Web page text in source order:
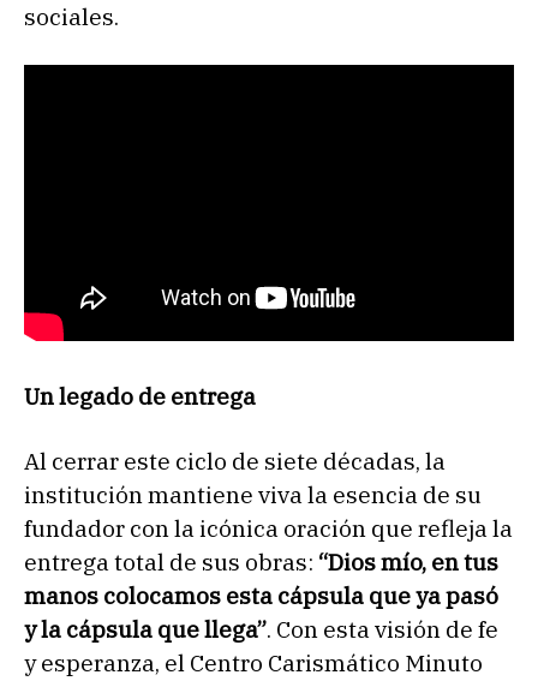
sociales.
Un legado de entrega
Al cerrar este ciclo de siete décadas, la
institución mantiene viva la esencia de su
fundador con la icónica oración que refleja la
entrega total de sus obras: “Dios mío, en tus
manos colocamos esta cápsula que ya pasó
y la cápsula que llega”. Con esta visión de fe
y esperanza, el Centro Carismático Minuto